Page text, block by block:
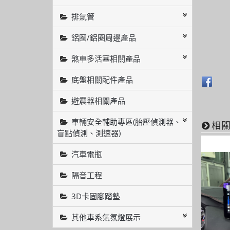
排氣管
鋁圈/鋁圈周邊產品
煞車多活塞相關產品
底盤相關配件產品
避震器相關產品
車輛安全輔助專區(胎壓偵測器、
盲點偵測、測速器)
汽車電瓶
隔音工程
3D卡固腳踏墊
其他車系氣氛燈展示
相